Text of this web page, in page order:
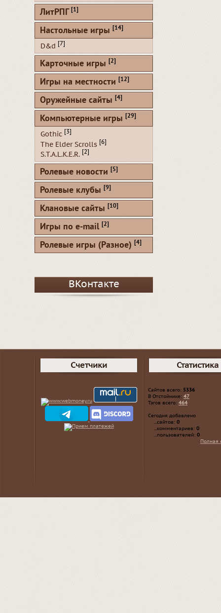
ЛитРПГ [1]
Настольные игры [14]
D&d [7]
Карточные игры [2]
Игры на местности [12]
Оружейные сайты [4]
Компьютерные игры [29]
Gothic [3]
The Elder Scrolls [6]
S.T.A.L.K.E.R. [2]
Ролевые новости [5]
Ролевые клубы [9]
Клановые сайты [10]
Игры по e-mail [2]
Ролевые игры (Разное) [4]
ВКонтакте
Счетчики Статистика
Сайтов всего: 5336
В Отстойнике: 47
Тэгов всего: 464
Сегодня добавлено
...сайтов: 0
...комментариев: 0
...пользователей: 0
Полная